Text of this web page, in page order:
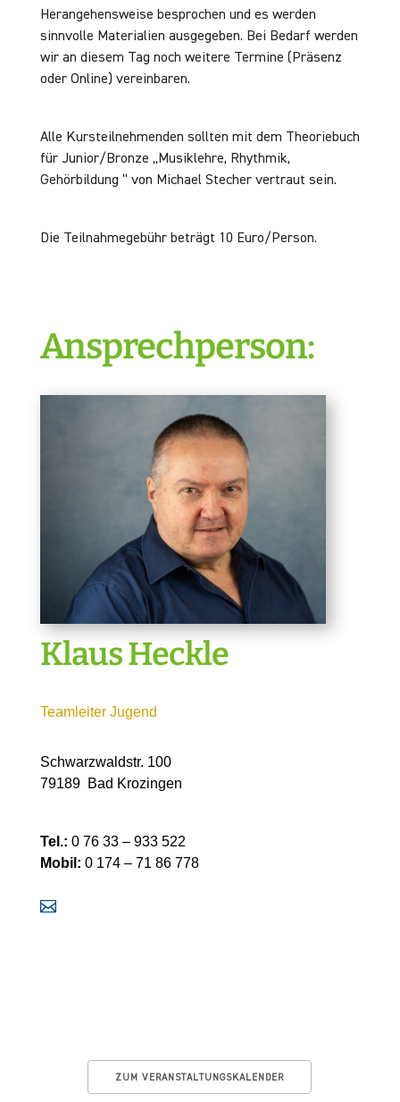
Herangehensweise besprochen und es werden
sinnvolle Materialien ausgegeben. Bei Bedarf werden
wir an diesem Tag noch weitere Termine (Präsenz
oder Online) vereinbaren.
Alle Kursteilnehmenden sollten mit dem Theoriebuch
für Junior/Bronze „Musiklehre, Rhythmik,
Gehörbildung “ von Michael Stecher vertraut sein.
Die Teilnahmegebühr beträgt 10 Euro/Person.
Ansprechperson:
Klaus Heckle
Teamleiter Jugend
Schwarzwaldstr. 100
79189 Bad Krozingen
Tel.: 0 76 33 – 933 522
Mobil: 0 174 – 71 86 778
ZUM VERANSTALTUNGSKALENDER